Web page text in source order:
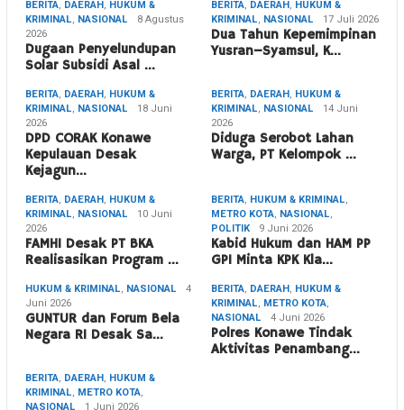
BERITA, DAERAH, HUKUM &
KRIMINAL, NASIONAL
8 Agustus
2026
Dugaan Penyelundupan
Solar Subsidi Asal …
BERITA, DAERAH, HUKUM &
KRIMINAL, NASIONAL 17 Juli 2026
Dua Tahun Kepemimpinan
Yusran–Syamsul, K…
BERITA, DAERAH, HUKUM &
KRIMINAL, NASIONAL
18 Juni
2026
DPD CORAK Konawe
Kepulauan Desak
Kejagun…
BERITA, DAERAH, HUKUM &
KRIMINAL, NASIONAL
14 Juni
2026
Diduga Serobot Lahan
Warga, PT Kelompok …
BERITA, DAERAH, HUKUM &
KRIMINAL, NASIONAL
10 Juni
2026
FAMHI Desak PT BKA
Realisasikan Program …
BERITA, HUKUM & KRIMINAL,
METRO KOTA, NASIONAL,
POLITIK
9 Juni 2026
Kabid Hukum dan HAM PP
GPI Minta KPK Kla…
HUKUM & KRIMINAL, NASIONAL
4
Juni 2026
GUNTUR dan Forum Bela
Negara RI Desak Sa…
BERITA, DAERAH, HUKUM &
KRIMINAL, METRO KOTA,
NASIONAL
4 Juni 2026
Polres Konawe Tindak
Aktivitas Penambang…
BERITA, DAERAH, HUKUM &
KRIMINAL, METRO KOTA,
NASIONAL
1 Juni 2026